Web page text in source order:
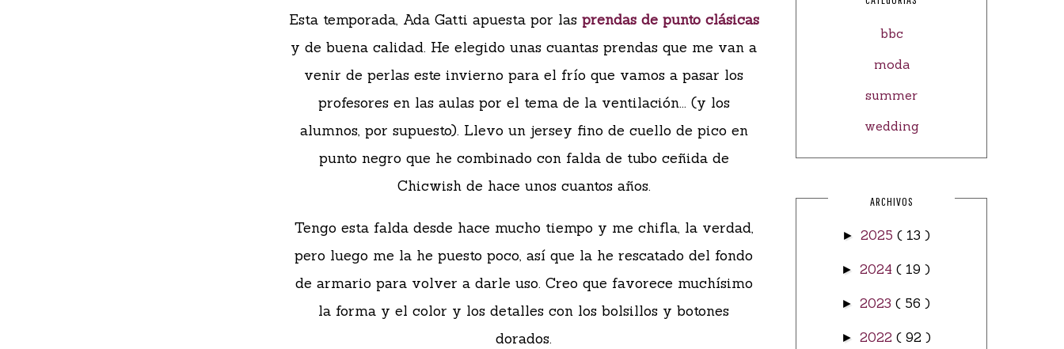
Esta temporada, Ada Gatti apuesta por las prendas de punto clásicas
y de buena calidad. He elegido unas cuantas prendas que me van a
venir de perlas este invierno para el frío que vamos a pasar los
profesores en las aulas por el tema de la ventilación... (y los
alumnos, por supuesto). Llevo un jersey fino de cuello de pico en
punto negro que he combinado con falda de tubo ceñida de
Chicwish de hace unos cuantos años.
Tengo esta falda desde hace mucho tiempo y me chifla, la verdad,
pero luego me la he puesto poco, así que la he rescatado del fondo
de armario para volver a darle uso. Creo que favorece muchísimo
la forma y el color y los detalles con los bolsillos y botones
dorados.
bbc
moda
summer
wedding
ARCHIVOS
► 2025 ( 13 )
►2024( 19 )
►2023( 56 )
► 2022 ( 92 )